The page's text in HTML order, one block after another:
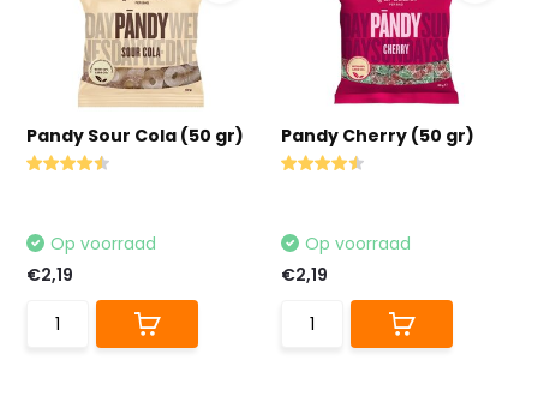
Pandy Sour Cola (50 gr)
Op voorraad
€2,19
Pandy Cherry (50 gr)
Op voorraad
€2,19